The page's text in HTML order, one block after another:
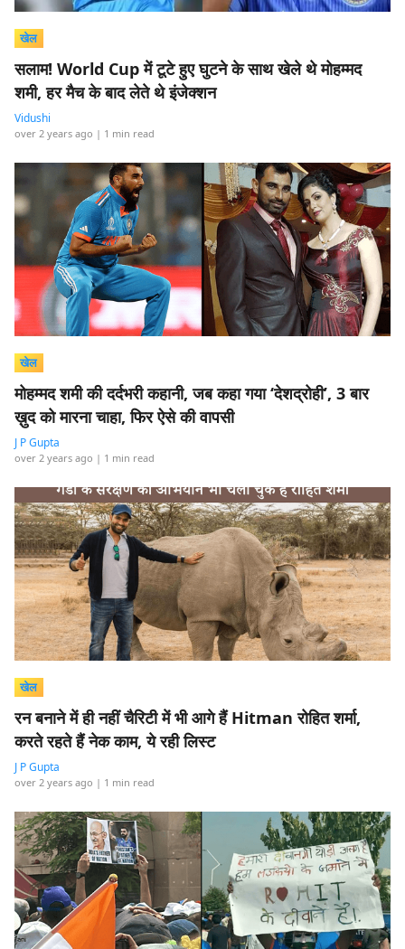
खेल
सलाम! World Cup में टूटे हुए घुटने के साथ खेले थे मोहम्मद
शमी, हर मैच के बाद लेते थे इंजेक्शन
Vidushi
over 2 years ago | 1 min read
खेल
मोहम्मद शमी की दर्दभरी कहानी, जब कहा गया ‘देशद्रोही’, 3 बार
ख़ुद को मारना चाहा, फिर ऐसे की वापसी
J P Gupta
over 2 years ago | 1 min read
खेल
रन बनाने में ही नहीं चैरिटी में भी आगे हैं Hitman रोहित शर्मा,
करते रहते हैं नेक काम, ये रही लिस्ट
J P Gupta
over 2 years ago | 1 min read